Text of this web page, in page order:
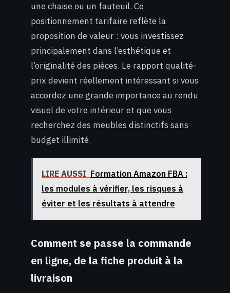
une chaise ou un fauteuil. Ce
positionnement tarifaire reflète la
proposition de valeur : vous investissez
principalement dans l’esthétique et
l’originalité des pièces. Le rapport qualité-
prix devient réellement intéressant si vous
accordez une grande importance au rendu
visuel de votre intérieur et que vous
recherchez des meubles distinctifs sans
budget illimité.
LIRE AUSSI Formation Amazon FBA :
les modules à vérifier, les risques à
éviter et les résultats à attendre
Comment se passe la commande
en ligne, de la fiche produit à la
livraison